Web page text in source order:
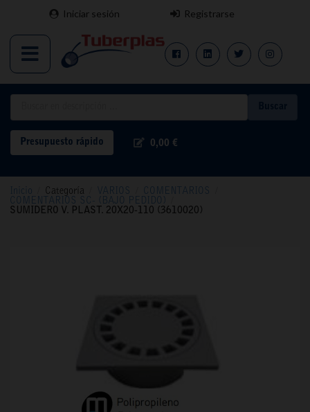
Iniciar sesión Registrarse
Presupuesto rápido 0,00 €
Inicio Categoría VARIOS COMENTARIOS
COMENTARIOS SC- (BAJO PEDIDO)
SUMIDERO V. PLAST. 20X20-110 (3610020)